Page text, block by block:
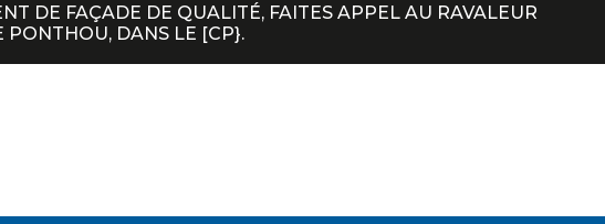
DE FAÇADE DE QUALITÉ, FAITES APPEL AU RAVALEUR
PONTHOU, DANS LE [CP}.